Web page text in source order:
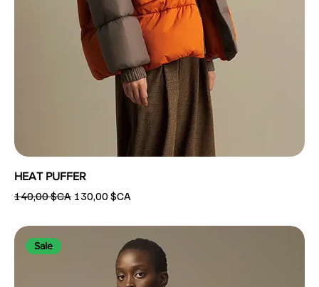
HEAT PUFFER
Prix original
140,00 $CA Prix promotionnel
130,00 $CA
Sale